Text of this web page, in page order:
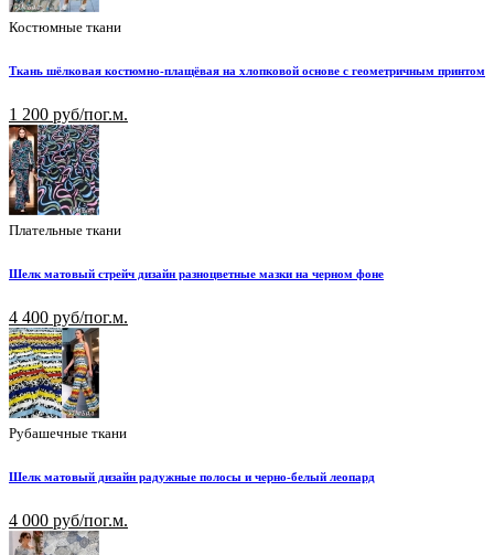
Костюмные ткани
Ткань шёлковая костюмно-плащёвая на хлопковой основе с геометричным принтом
1 200 руб/пог.м.
Плательные ткани
Шелк матовый стрейч дизайн разноцветные мазки на черном фоне
4 400 руб/пог.м.
Рубашечные ткани
Шелк матовый дизайн радужные полосы и черно-белый леопард
4 000 руб/пог.м.